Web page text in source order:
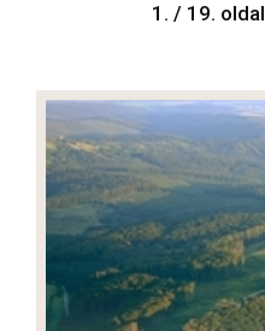
1. / 19. oldal